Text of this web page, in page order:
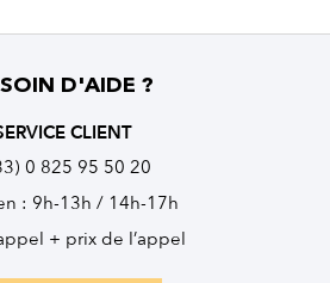
D'AIDE ?
CLIENT
0 825 95 50 20
: 9h-13h / 14h-17h
+ prix de l’appel